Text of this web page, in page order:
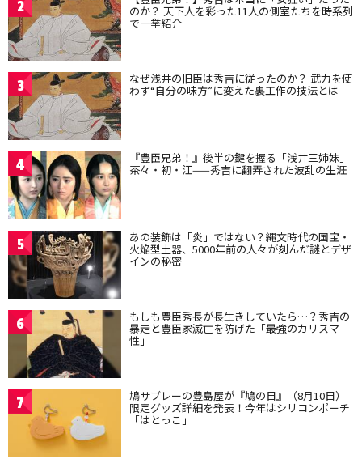
2 のか？ 天下人を彩った11人の側室たちを時系列
で一挙紹介
3 なぜ浅井の旧臣は秀吉に従ったのか？ 武力を使
わず“自分の味方”に変えた裏工作の技法とは
4 『豊臣兄弟！』後半の鍵を握る「浅井三姉妹」
茶々・初・江——秀吉に翻弄された波乱の生涯
5 あの装飾は「炎」ではない？縄文時代の国宝・
火焔型土器、5000年前の人々が刻んだ謎とデザ
インの秘密
6 もしも豊臣秀長が長生きしていたら…？秀吉の
暴走と豊臣家滅亡を防げた「最強のカリスマ
性」
7 鳩サブレーの豊島屋が『鳩の日』（8月10日）
限定グッズ詳細を発表！今年はシリコンポーチ
「はとっこ」